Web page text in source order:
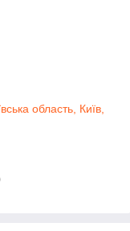
область, Київ,